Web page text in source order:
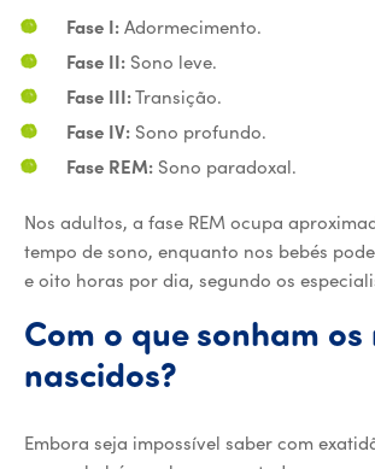
Fase I: Adormecimento.
Fase II: Sono leve.
Fase III:Transição.
Fase IV: Sono profundo.
Fase REM: Sono paradoxal.
Nos adultos, a fase REM ocupa
tempo de sono, enquanto nos bebés
e oito horas por dia, segundo os
Com o que sonham
nascidos?
Embora seja impossível saber com